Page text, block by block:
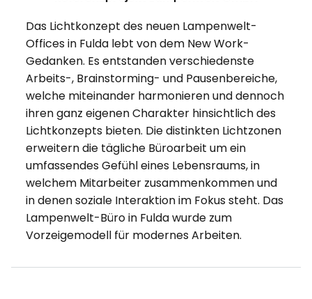
Das Lichtkonzept des neuen Lampenwelt-
Offices in Fulda lebt von dem New Work-
Gedanken. Es entstanden verschiedenste
Arbeits-, Brainstorming- und Pausenbereiche,
welche miteinander harmonieren und dennoch
ihren ganz eigenen Charakter hinsichtlich des
Lichtkonzepts bieten. Die distinkten Lichtzonen
erweitern die tägliche Büroarbeit um ein
umfassendes Gefühl eines Lebensraums, in
welchem Mitarbeiter zusammenkommen und
in denen soziale Interaktion im Fokus steht. Das
Lampenwelt-Büro in Fulda wurde zum
Vorzeigemodell für modernes Arbeiten.